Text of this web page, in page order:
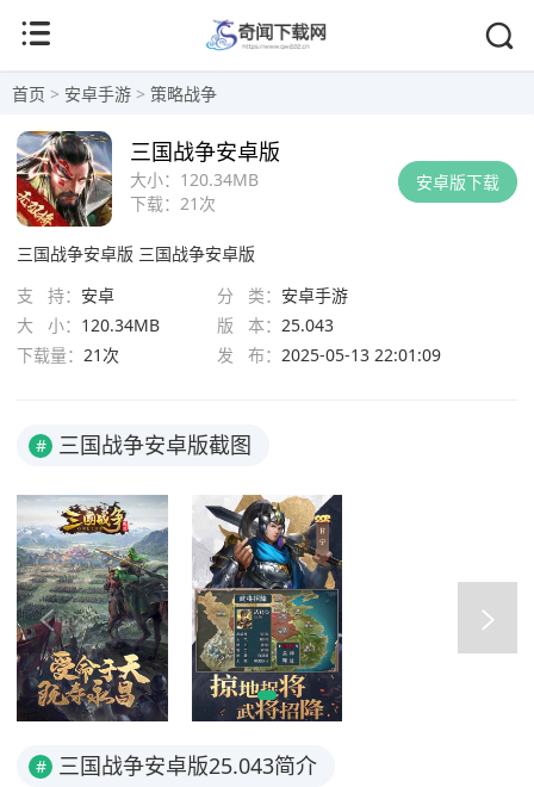
首页 > 安卓手游 > 策略战争
安卓版下载
大小： 120.34MB
下载： 21次
三国战争安卓版
三国战争安卓版 三国战争安卓版
支 持： 安卓 分 类： 安卓手游
大 小： 120.34MB 版 本： 25.043
下载量： 21次 发 布： 2025-05-13 22:01:09
# 三国战争安卓版截图
# 三国战争安卓版25.043简介